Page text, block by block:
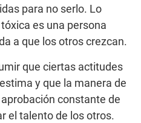
para no serlo. Lo
es una persona
a que los otros crezcan.
que ciertas actitudes
y que la manera de
constante de
el talento de los otros.